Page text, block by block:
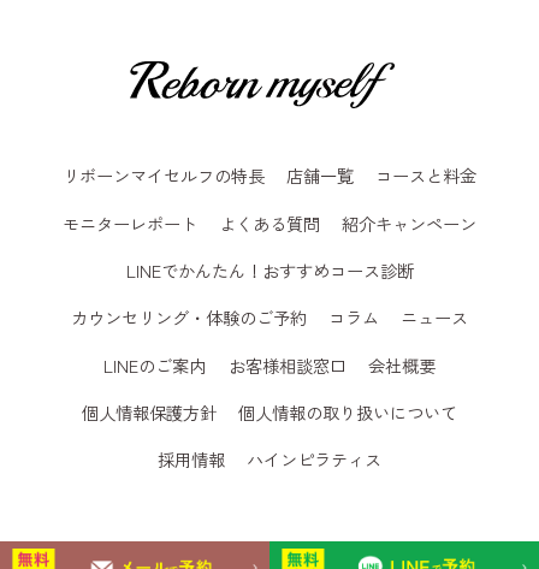
リボーンマイセルフの特長 店舗一覧
コースと料金
モニターレポート
よくある質問
紹介キャンペーン
LINEでかんたん！おすすめコース診断
カウンセリング・体験のご予約
コラム
ニュース
LINEのご案内
お客様相談窓口
会社概要
個人情報保護方針
個人情報の取り扱いについて
採用情報
ハインピラティス
© 2024 女性専用パーソナルジム リボーンマイセルフ. All Rights Reserved